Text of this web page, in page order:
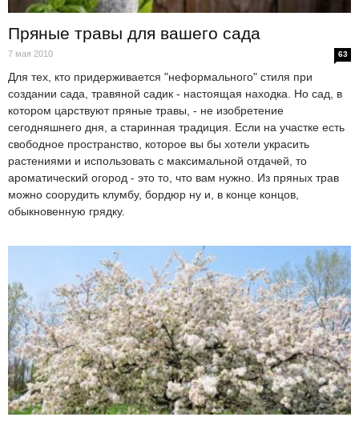
Пряные травы для вашего сада
7 мая 2010 63
Для тех, кто придерживается "неформального" стиля при
создании сада, травяной садик - настоящая находка. Но сад, в
котором царствуют пряные травы, - не изобретение
сегодняшнего дня, а старинная традиция. Если на участке есть
свободное пространство, которое вы бы хотели украсить
растениями и использовать с максимальной отдачей, то
ароматический огород - это то, что вам нужно. Из пряных трав
можно соорудить клумбу, бордюр ну и, в конце концов,
обыкновенную грядку.